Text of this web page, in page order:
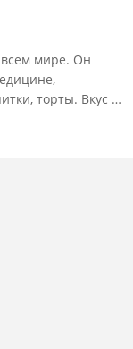
мире. Он
торты. Вкус …